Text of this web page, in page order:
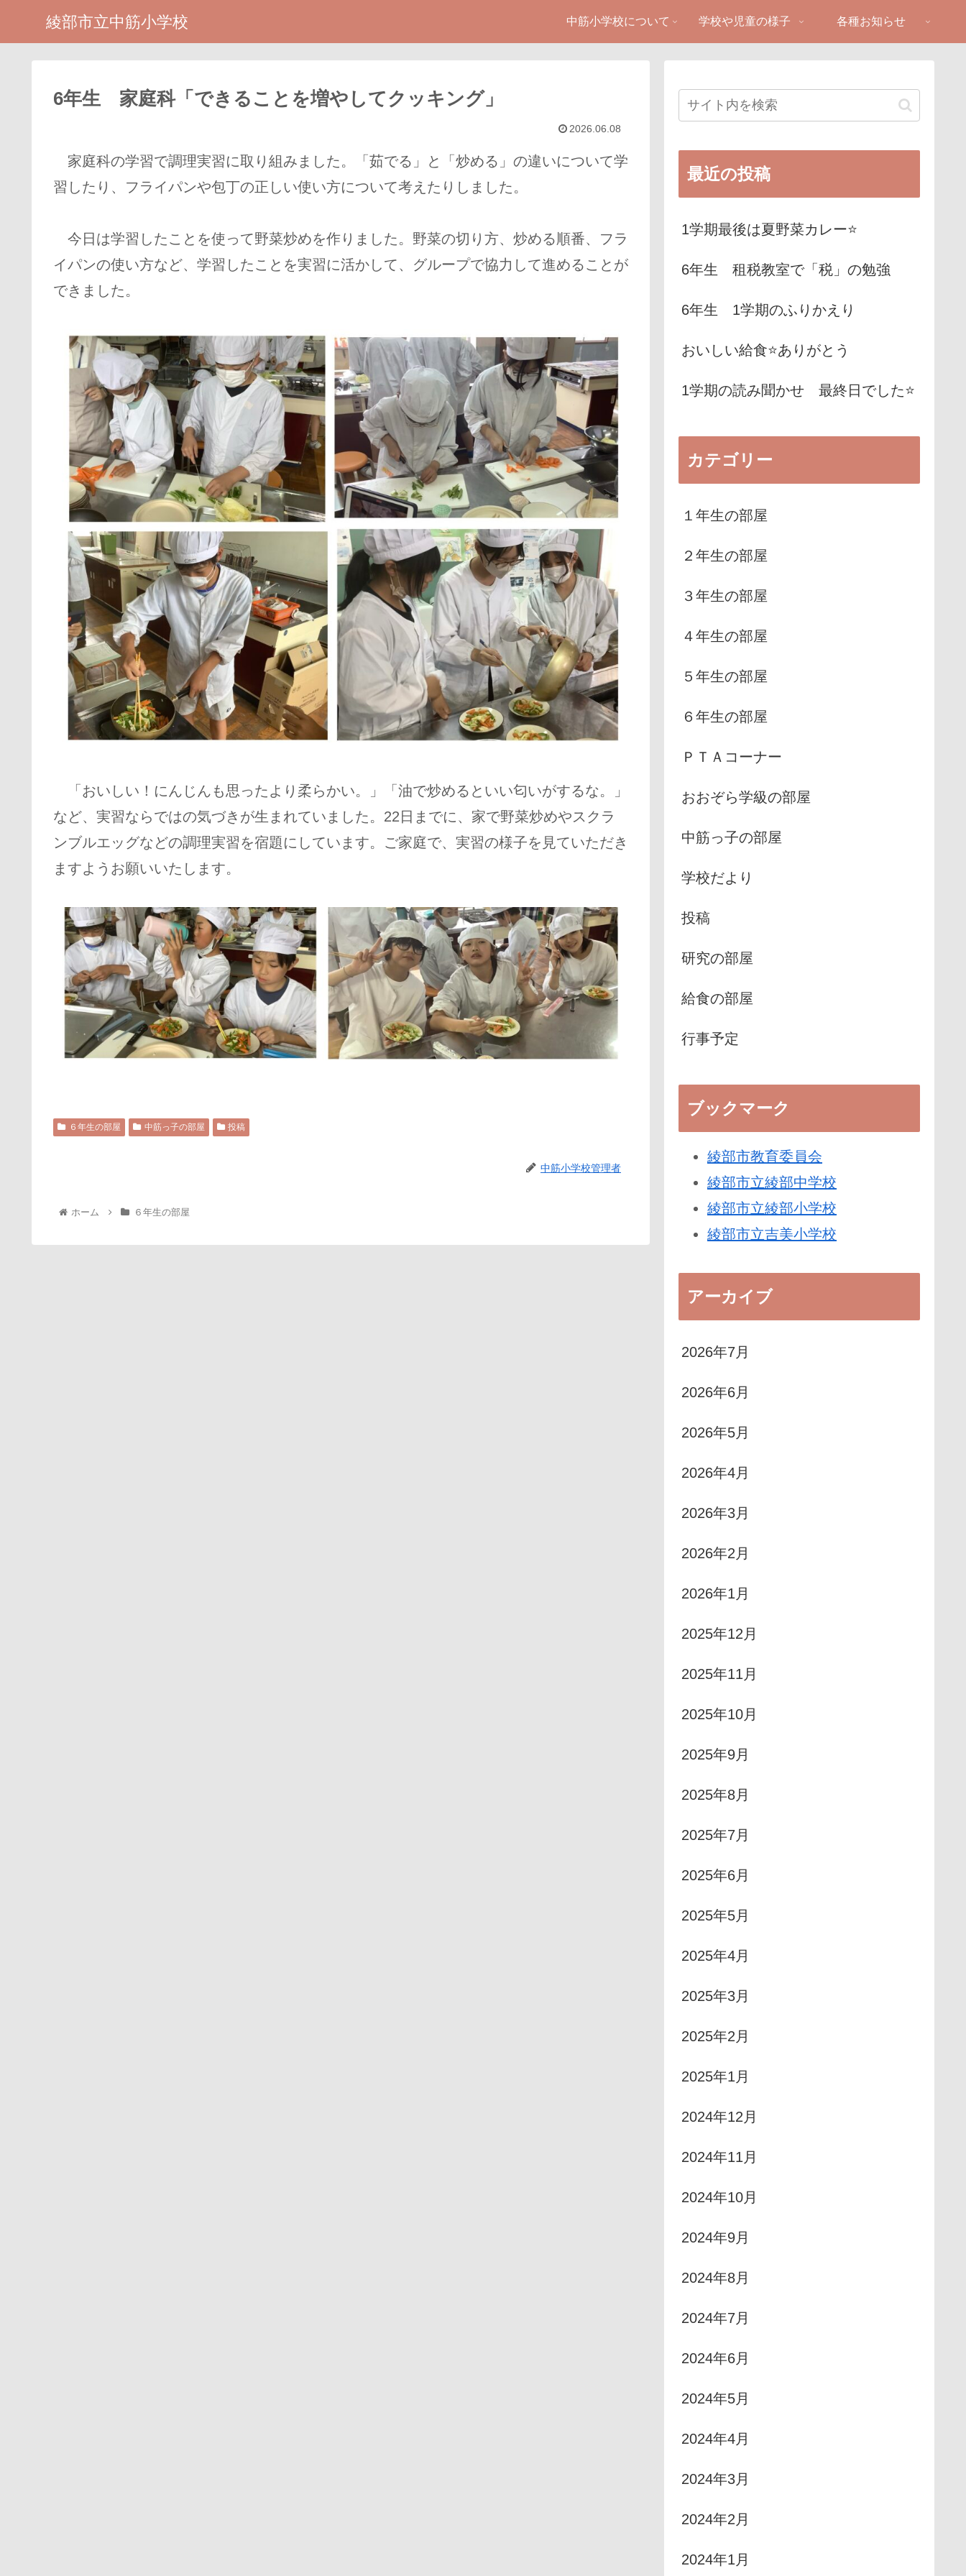
綾部市立中筋小学校 中筋小学校について 学校や児童の様子 各種お知らせ
6年生 家庭科「できることを増やしてクッキング」
2026.06.08
家庭科の学習で調理実習に取り組みました。「茹でる」と「炒める」の違いについて学
習したり、フライパンや包丁の正しい使い方について考えたりしました。
今日は学習したことを使って野菜炒めを作りました。野菜の切り方、炒める順番、フラ
イパンの使い方など、学習したことを実習に活かして、グループで協力して進めることが
できました。
「おいしい！にんじんも思ったより柔らかい。」「油で炒めるといい匂いがするな。」
など、実習ならではの気づきが生まれていました。22日までに、家で野菜炒めやスクラ
ンブルエッグなどの調理実習を宿題にしています。ご家庭で、実習の様子を見ていただき
ますようお願いいたします。
６年生の部屋 中筋っ子の部屋 投稿
中筋小学校管理者
ホーム ６年生の部屋
最近の投稿
1学期最後は夏野菜カレー⭐️
6年生 租税教室で「税」の勉強
6年生 1学期のふりかえり
おいしい給食⭐️ありがとう
1学期の読み聞かせ 最終日でした⭐️
カテゴリー
１年生の部屋
２年生の部屋
３年生の部屋
４年生の部屋
５年生の部屋
６年生の部屋
ＰＴＡコーナー
おおぞら学級の部屋
中筋っ子の部屋
学校だより
投稿
研究の部屋
給食の部屋
行事予定
ブックマーク
綾部市教育委員会
綾部市立綾部中学校
綾部市立綾部小学校
綾部市立吉美小学校
アーカイブ
2026年7月
2026年6月
2026年5月
2026年4月
2026年3月
2026年2月
2026年1月
2025年12月
2025年11月
2025年10月
2025年9月
2025年8月
2025年7月
2025年6月
2025年5月
2025年4月
2025年3月
2025年2月
2025年1月
2024年12月
2024年11月
2024年10月
2024年9月
2024年8月
2024年7月
2024年6月
2024年5月
2024年4月
2024年3月
2024年2月
2024年1月